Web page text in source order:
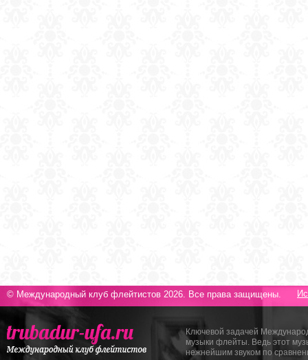
© Международный клуб флейтистов 2026. Все права защищены.
Ключевой задачей
музыки флейты. Ведь этот
нежнейшим звуком по